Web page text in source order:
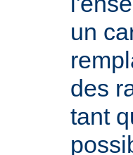
un
des
tant